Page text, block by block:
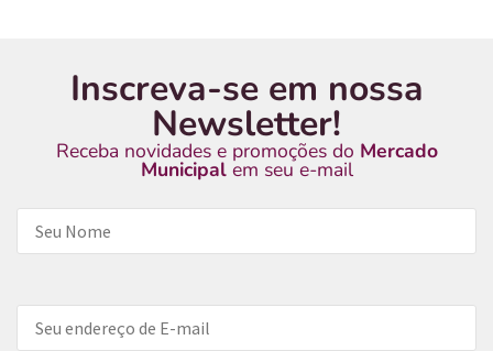
Inscreva-se em nossa
Newsletter!
Receba novidades e promoções do Mercado
Municipalem seu e-mail